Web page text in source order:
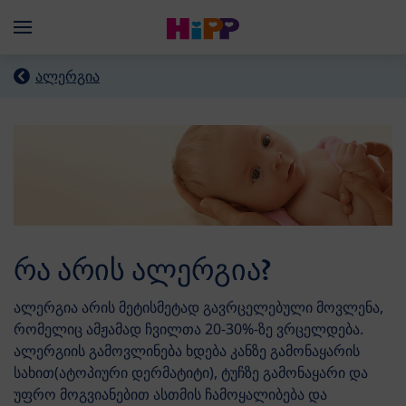
Menü
ალერგია
რა არის ალერგია?
ალერგია არის მეტისმეტად გავრცელებული მოვლენა,
რომელიც ამჟამად ჩვილთა 20-30%-ზე ვრცელდება.
ალერგიის გამოვლინება ხდება კანზე გამონაყარის
სახით(ატოპიური დერმატიტი), ტუჩზე გამონაყარი და
უფრო მოგვიანებით ასთმის ჩამოყალიბება და